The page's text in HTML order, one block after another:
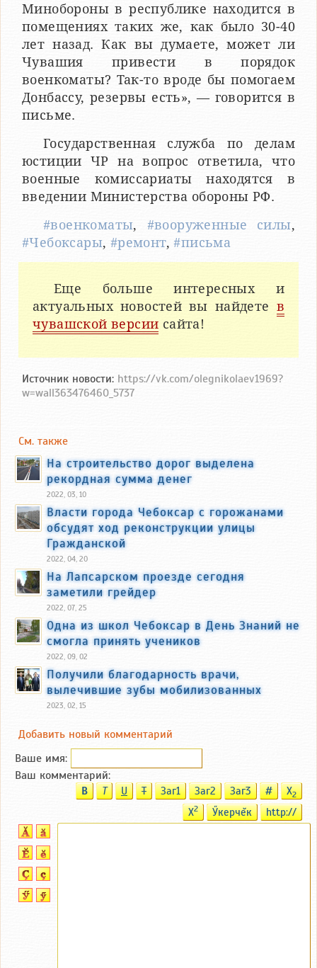
Минобороны в республике находится в
помещениях таких же, как было 30-40
лет назад. Как вы думаете, может ли
Чувашия привести в порядок
военкоматы? Так-то вроде бы помогаем
Донбассу, резервы есть», — говорится в
письме.
Государственная служба по делам
юстиции ЧР на вопрос ответила, что
военные комиссариаты находятся в
введении Министерства обороны РФ.
#военкоматы, #вооруженные силы,
#Чебоксары, #ремонт,#письма
Еще больше интересных и
актуальных новостей вы найдете в
чувашской версии сайта!
Источник новости: https://vk.com/olegnikolaev1969?
w=wall363476460_5737
См. также
На строительство дорог выделена
рекордная сумма денег
2022, 03, 10
Власти города Чебоксар с горожанами
обсудят ход реконструкции улицы
Гражданской
2022, 04, 20
На Лапсарском проезде сегодня
заметили грейдер
2022, 07, 25
Одна из школ Чебоксар в День Знаний не
смогла принять учеников
2022, 09, 02
Получили благодарность врачи,
вылечившие зубы мобилизованных
2023, 02, 15
Добавить новый комментарий
Ваше имя:
Ваш комментарий:
B T U T Заг1 Заг2 Заг3 # X2
X2 Ӳкерчĕк http://